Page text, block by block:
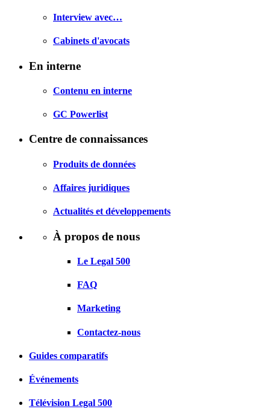
Interview avec…
Cabinets d'avocats
En interne
Contenu en interne
GC Powerlist
Centre de connaissances
Produits de données
Affaires juridiques
Actualités et développements
À propos de nous
Le Legal 500
FAQ
Marketing
Contactez-nous
Guides comparatifs
Événements
Télévision Legal 500